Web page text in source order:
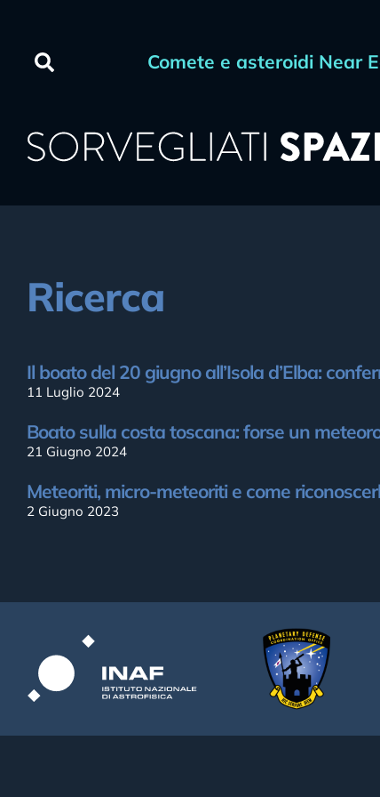
Comete e asteroidi Near
Ricerca
Il boato del 20 giugno all’Isola d’Elba:
11 Luglio 2024
Boato sulla costa toscana: forse un
21 Giugno 2024
Meteoriti, micro-meteoriti e come
2 Giugno 2023